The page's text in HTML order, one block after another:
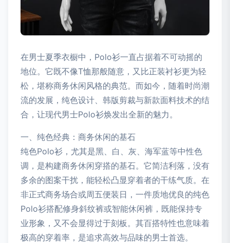
在男士夏季衣橱中，Polo衫一直占据着不可动摇的
地位。它既不像T恤那般随意，又比正装衬衫更为轻
松，堪称商务休闲风格的典范。而如今，随着时尚潮
流的发展，纯色设计、韩版剪裁与新款面料技术的结
合，让现代男士Polo衫焕发出全新的魅力。
一、纯色经典：商务休闲的基石
纯色Polo衫，尤其是黑、白、灰、海军蓝等中性色
调，是构建商务休闲穿搭的基石。它简洁利落，没有
多余的图案干扰，能轻松凸显穿着者的干练气质。在
非正式商务场合或周五便装日，一件质地优良的纯色
Polo衫搭配修身斜纹裤或智能休闲裤，既能保持专
业形象，又不会显得过于刻板。其百搭特性也意味着
极高的穿着率，是追求高效与品味的男士首选。